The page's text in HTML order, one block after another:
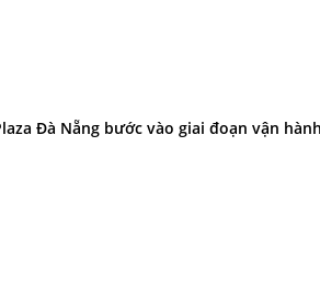
Đà Nẵng bước vào giai đoạn vận